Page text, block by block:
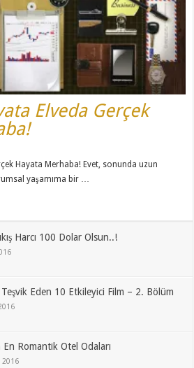
Elveda Gerçek
Hayata Merhaba! Evet, sonunda uzun
yaşamıma bir …
Harcı 100 Dolar Olsun..!
Eden 10 Etkileyici Film – 2. Bölüm
En Romantik Otel Odaları
2016